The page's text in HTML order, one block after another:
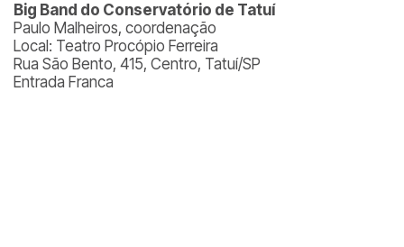
Big Band do Conservatório de Tatuí
Paulo Malheiros, coordenação
Local: Teatro Procópio Ferreira
Rua São Bento, 415, Centro, Tatuí/SP
Entrada Franca